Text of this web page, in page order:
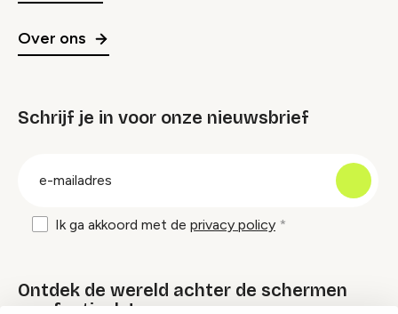
Over ons
Schrijf je in voor onze nieuwsbrief
Ik ga akkoord met de privacy policy
Ontdek de wereld achter de schermen
van festivals!